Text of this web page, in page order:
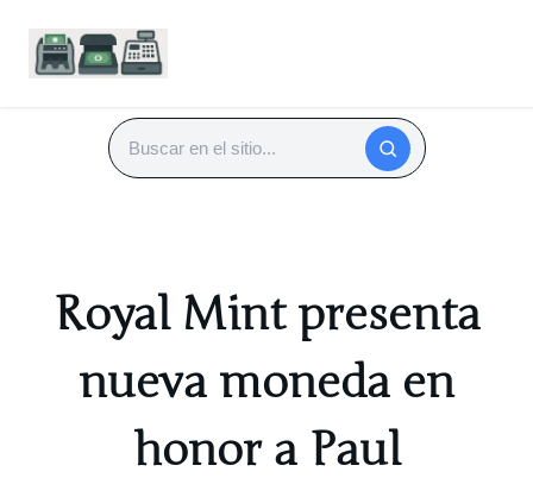
Buscar
Royal Mint presenta
nueva moneda en
honor a Paul